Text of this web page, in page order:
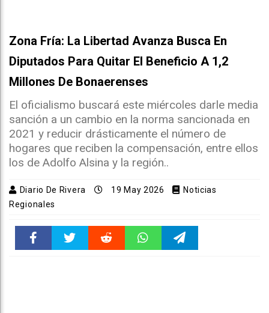
Zona Fría: La Libertad Avanza Busca En
Diputados Para Quitar El Beneficio A 1,2
Millones De Bonaerenses
El oficialismo buscará este miércoles darle media
sanción a un cambio en la norma sancionada en
2021 y reducir drásticamente el número de
hogares que reciben la compensación, entre ellos
los de Adolfo Alsina y la región..
Diario De Rivera 19 May 2026
Noticias
Regionales